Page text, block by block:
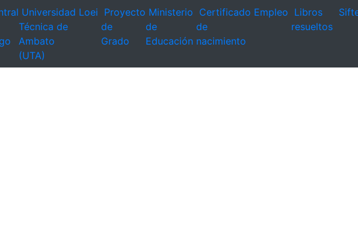
Universidad
Técnica de
Ambato
(UTA)
Loei Proyecto
de
Grado
Ministerio
de
Educación
Certificado
de
nacimiento
Empleo Libros
resueltos